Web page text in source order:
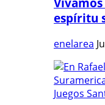
espíritu
enelarea